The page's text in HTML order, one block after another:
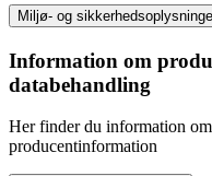
Miljø- og
Information om
databehandling
Her finder du information
producentinformation